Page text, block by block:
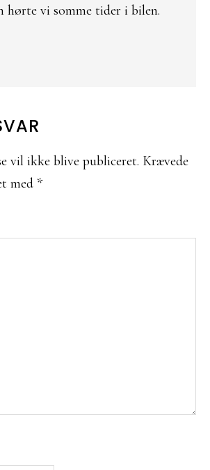
hørte vi somme tider i bilen.
vil ikke blive publiceret. Krævede
med *